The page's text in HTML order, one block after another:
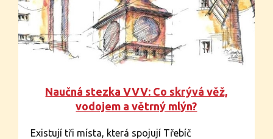
Naučná stezka VVV: Co skrývá věž,
vodojem a větrný mlýn?
Existují tři místa, která spojují Třebíč